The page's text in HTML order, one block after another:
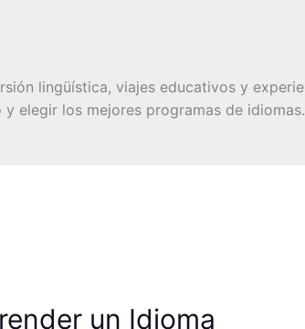
lingüística, viajes educativos y
elegir los mejores programas de idiomas.
un Idioma